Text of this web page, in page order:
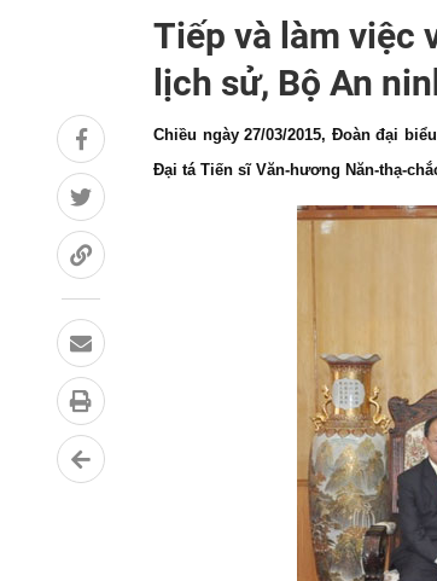
Tiếp và làm việc
lịch sử, Bộ An
Chiều ngày 27/03/2015, Đoàn đại
Đại tá Tiến sĩ Văn-hương Năn-thạ-